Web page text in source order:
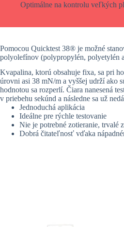
Optimálne na kontrolu veľkých
Pomocou Quicktest 38® je možné
polyolefínov (polypropylén, polyetylén
Kvapalina, ktorú obsahuje fixa, sa pri
úrovni asi 38 mN/m a vyššej udrží ako
hodnotou sa rozperlí. Čiara nanesená
v priebehu sekúnd a následne sa už
Jednoduchá aplikácia
Ideálne pre rýchle testovanie
Nie je potrebné zotieranie, trvalé
Dobrá čitateľnosť vďaka